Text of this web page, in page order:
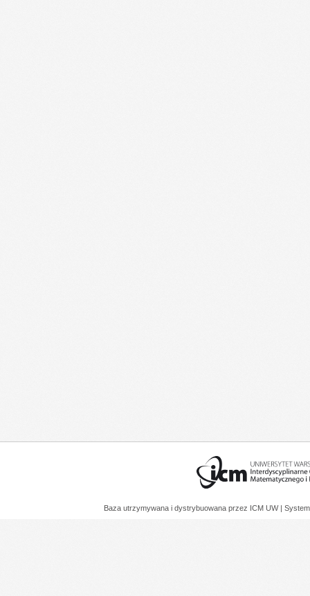
Baza utrzymywana i dystrybuowana przez ICM UW |